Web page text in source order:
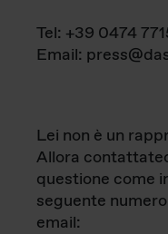
Tel: +39 0474
Email:
Lei non è un
Allora
questione come
seguente
email: